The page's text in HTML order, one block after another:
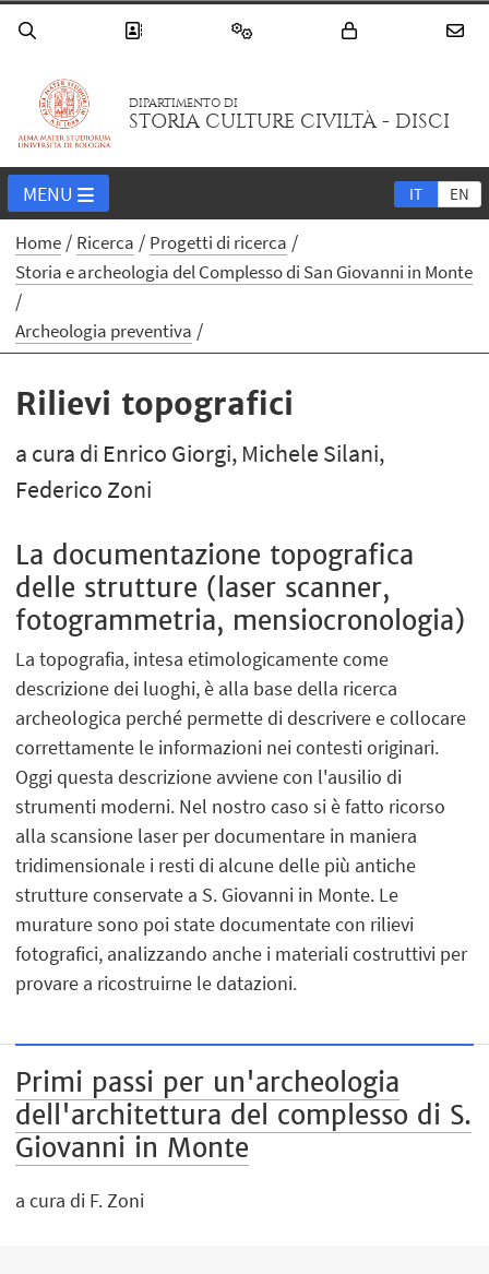
DIPARTIMENTO DI
STORIA CULTURE CIVILTÀ - DISCI
IT EN
MENU
Home Ricerca
Progetti di ricerca
Storia e archeologia del Complesso di San Giovanni in Monte
Archeologia preventiva
Rilievi topografici
a cura di Enrico Giorgi, Michele Silani,
Federico Zoni
La documentazione topografica
delle strutture (laser scanner,
fotogrammetria, mensiocronologia)
La topografia, intesa etimologicamente come
descrizione dei luoghi, è alla base della ricerca
archeologica perché permette di descrivere e collocare
correttamente le informazioni nei contesti originari.
Oggi questa descrizione avviene con l'ausilio di
strumenti moderni. Nel nostro caso si è fatto ricorso
alla scansione laser per documentare in maniera
tridimensionale i resti di alcune delle più antiche
strutture conservate a S. Giovanni in Monte. Le
murature sono poi state documentate con rilievi
fotografici, analizzando anche i materiali costruttivi per
provare a ricostruirne le datazioni.
Primi passi per un'archeologia
dell'architettura del complesso di S.
Giovanni in Monte
a cura di F. Zoni